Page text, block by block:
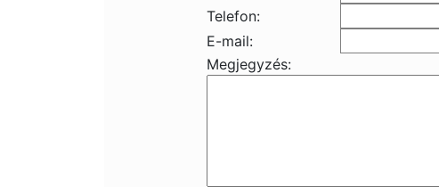
Telefon:
E-mail:
Megjegyzés: